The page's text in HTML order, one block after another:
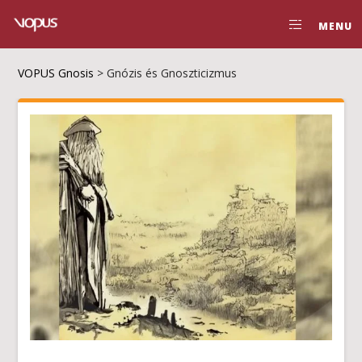
MENU
VOPUS Gnosis >Gnózis és Gnoszticizmus